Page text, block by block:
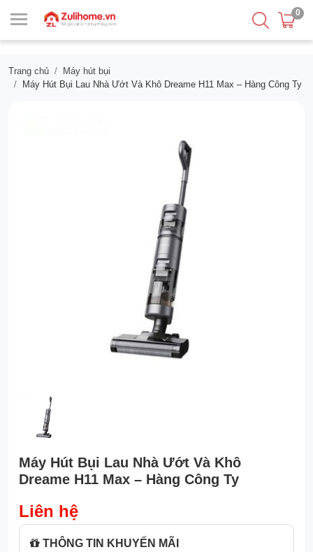
0
Trang chủ
Máy hút bụi
Máy Hút Bụi Lau Nhà Ướt Và Khô Dreame H11 Max – Hàng Công Ty
Máy Hút Bụi Lau Nhà Ướt Và Khô
Dreame H11 Max – Hàng Công Ty
Liên hệ
THÔNG TIN KHUYẾN MÃI